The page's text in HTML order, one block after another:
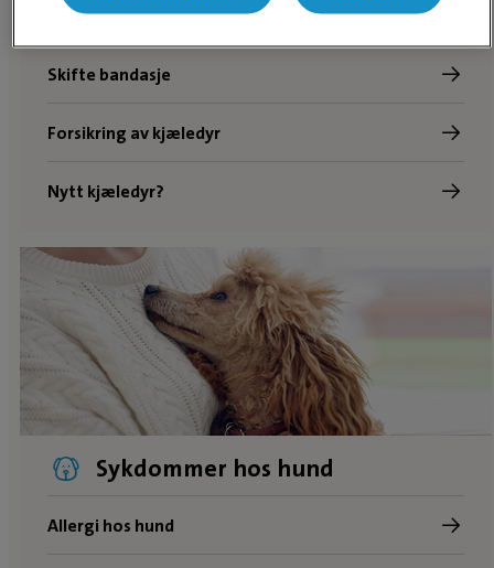
Dyrekiropraktikk
Skifte bandasje
Forsikring av kjæledyr
Nytt kjæledyr?
Sykdommer hos hund
Allergi hos hund